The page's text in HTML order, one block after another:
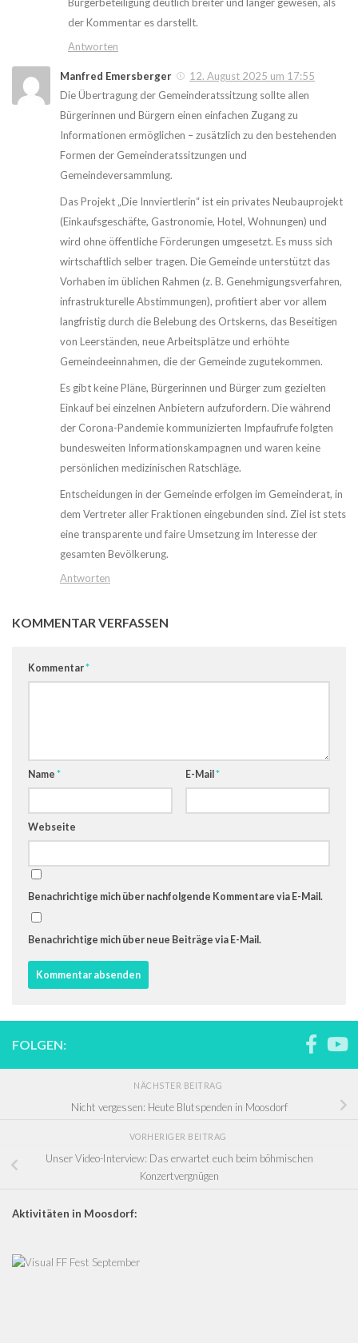
Bürgerbeteiligung deutlich breiter und länger gewesen, als
der Kommentar es darstellt.
Antworten
Manfred Emersberger
12. August 2025 um 17:55
Die Übertragung der Gemeinderatssitzung sollte allen
Bürgerinnen und Bürgern einen einfachen Zugang zu
Informationen ermöglichen – zusätzlich zu den bestehenden
Formen der Gemeinderatssitzungen und
Gemeindeversammlung.
Das Projekt „Die Innviertlerin“ ist ein privates Neubauprojekt
(Einkaufsgeschäfte, Gastronomie, Hotel, Wohnungen) und
wird ohne öffentliche Förderungen umgesetzt. Es muss sich
wirtschaftlich selber tragen. Die Gemeinde unterstützt das
Vorhaben im üblichen Rahmen (z. B. Genehmigungsverfahren,
infrastrukturelle Abstimmungen), profitiert aber vor allem
langfristig durch die Belebung des Ortskerns, das Beseitigen
von Leerständen, neue Arbeitsplätze und erhöhte
Gemeindeeinnahmen, die der Gemeinde zugutekommen.
Es gibt keine Pläne, Bürgerinnen und Bürger zum gezielten
Einkauf bei einzelnen Anbietern aufzufordern. Die während
der Corona-Pandemie kommunizierten Impfaufrufe folgten
bundesweiten Informationskampagnen und waren keine
persönlichen medizinischen Ratschläge.
Entscheidungen in der Gemeinde erfolgen im Gemeinderat, in
dem Vertreter aller Fraktionen eingebunden sind. Ziel ist stets
eine transparente und faire Umsetzung im Interesse der
gesamten Bevölkerung.
Antworten
KOMMENTAR VERFASSEN
Kommentar*
Name * E-Mail *
Webseite
Benachrichtige mich über nachfolgende Kommentare via E-Mail.
Benachrichtige mich über neue Beiträge via E-Mail.
FOLGEN:
NÄCHSTER BEITRAG
Nicht vergessen: Heute Blutspenden in Moosdorf
VORHERIGER BEITRAG
Unser Video-Interview: Das erwartet euch beim böhmischen
Konzertvergnügen
Aktivitäten in Moosdorf: